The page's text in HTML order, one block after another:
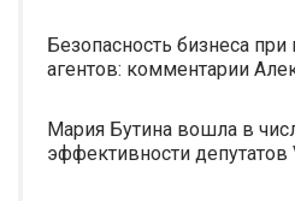
Безопасность бизнеса
агентов: комментарии
Мария Бутина вошла в
эффективности